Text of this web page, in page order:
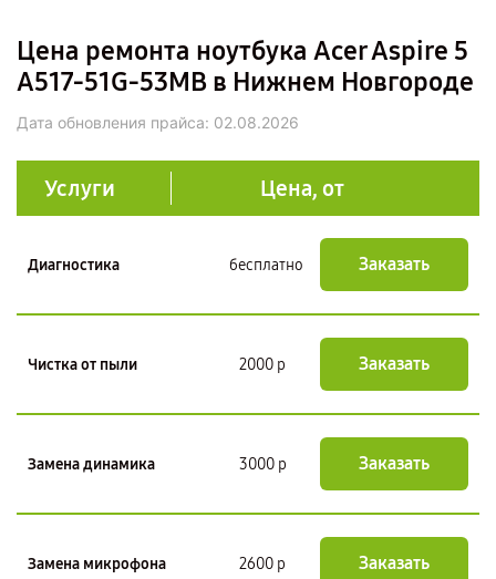
Цена ремонта ноутбука Acer Aspire 5
A517-51G-53MB в Нижнем Новгороде
Дата обновления прайса: 02.08.2026
Услуги Цена, от
Диагностика бесплатно Заказать
Чистка от пыли 2000 р Заказать
Замена динамика 3000 р Заказать
Замена микрофона 2600 р Заказать